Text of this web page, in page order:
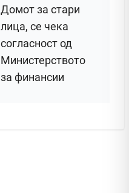
Домот за стари
лица, се чека
согласност од
Министерството
за финансии